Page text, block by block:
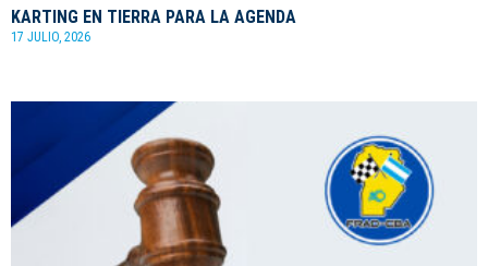
KARTING EN TIERRA PARA LA AGENDA
17 JULIO, 2026